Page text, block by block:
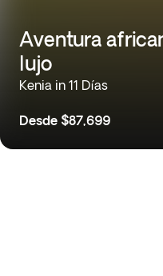
Aventura
lujo
Kenia in 11 Días
Desde $87,699